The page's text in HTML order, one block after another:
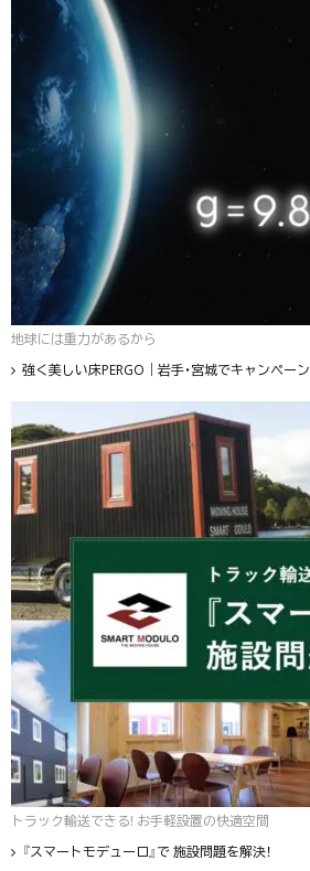
地球には重力があるから
強く美しい床PERGO｜岩手・宮城でキャンペーン
トラック輸送できる! お手軽設置の快適空間
『スマートモデューロ』で 施設問題を解決！